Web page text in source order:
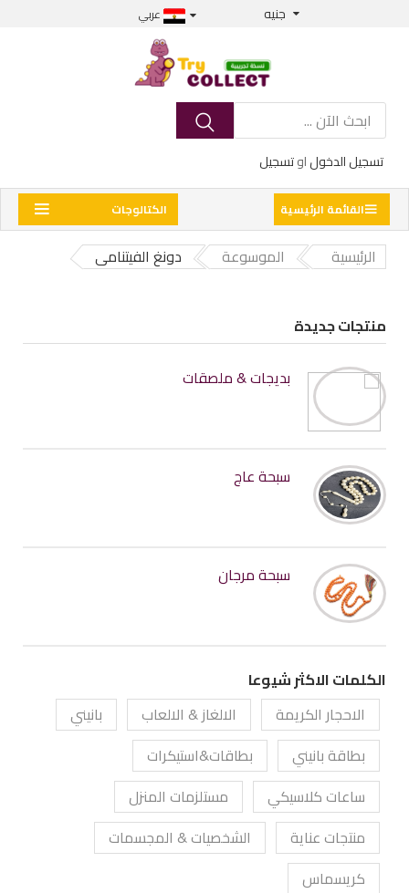
جنيه عربي
تسجيل الدخولاوتسجيل
الكتالوجات القائمة الرئيسية
الرئيسية الموسوعة دونغ الفيتنامى
منتجات جديدة
بديجات & ملصقات
سبحة عاج
سبحة مرجان
الكلمات الاكثر شيوعا
الاحجار الكريمة
الالغاز & الالعاب
بانيني
بطاقة بانيني
بطاقات&استيكرات
ساعات كلاسيكي
مستلزمات المنزل
منتجات عناية
الشخصيات & المجسمات
كريسماس